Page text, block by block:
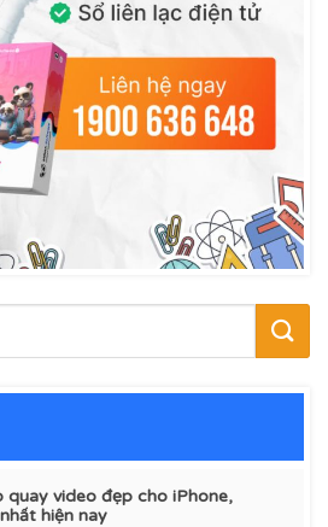
quay video đẹp cho iPhone,
hiện nay